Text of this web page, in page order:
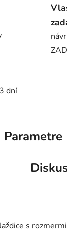
dní
Parametre
s